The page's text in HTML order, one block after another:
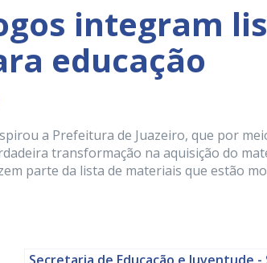
integram
educação
a Prefeitura de Juazeiro, que por
transformação na aquisição do
parte da lista de materiais que estão